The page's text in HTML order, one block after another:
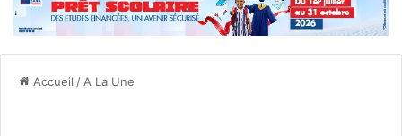
Accueil / A La Une